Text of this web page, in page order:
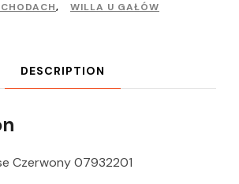
, WILLA U GAŁÓW
DESCRIPTION
Czerwony 07932201